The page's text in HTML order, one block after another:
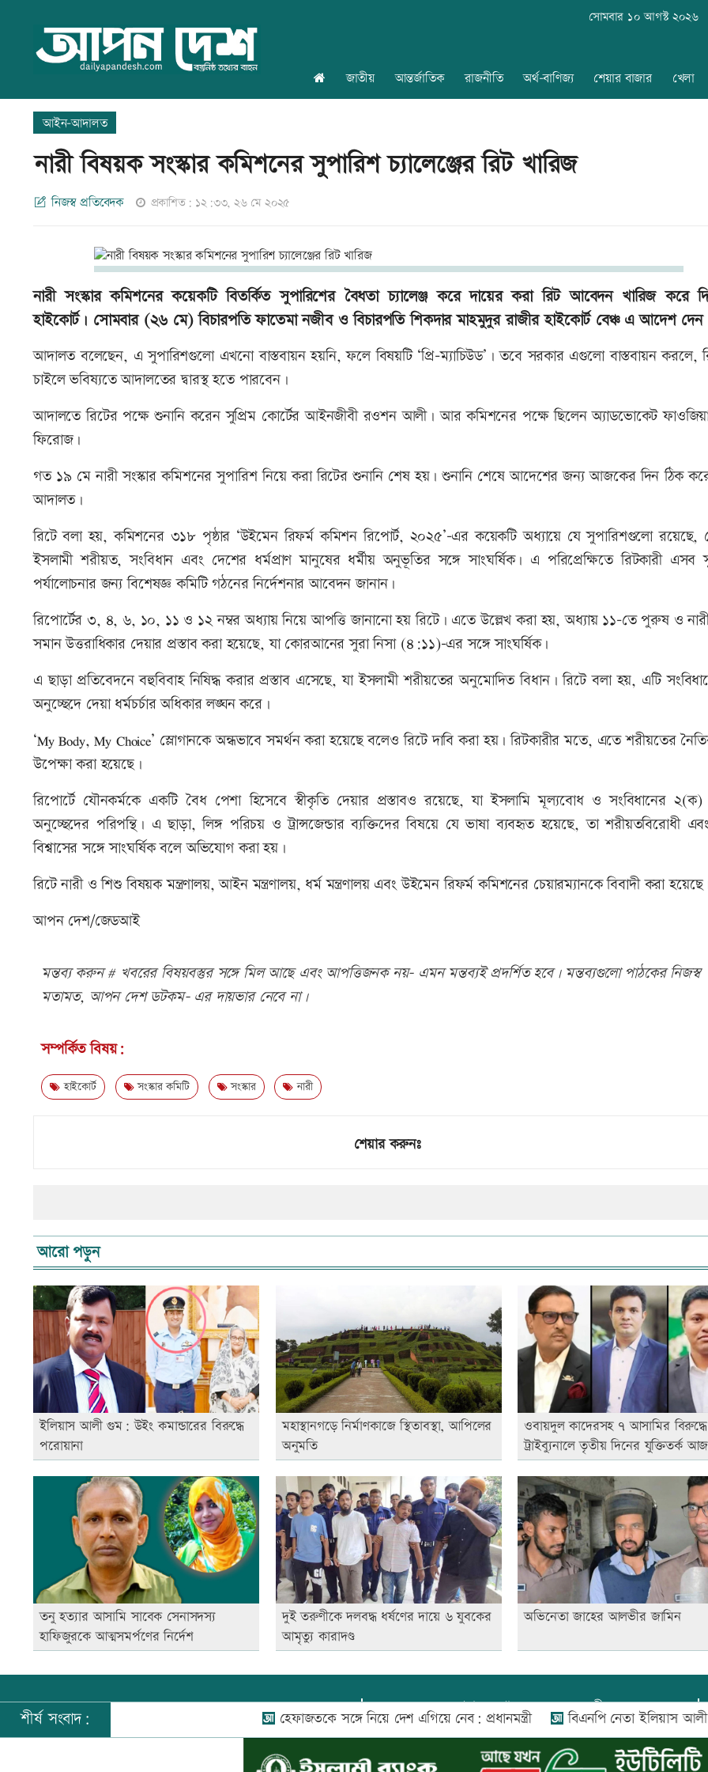
সোমবার ১০ আগস্ট ২০২৬
জাতীয় আন্তর্জাতিক রাজনীতি অর্থ-বাণিজ্য শেয়ার বাজার খেলা
আইন-আদালত
নারী বিষয়ক সংস্কার কমিশনের সুপারিশ চ্যালেঞ্জের রিট খারিজ
নিজস্ব প্রতিবেদক প্রকাশিত: ১২:৩৩, ২৬ মে ২০২৫
নারী সংস্কার কমিশনের কয়েকটি বিতর্কিত সুপারিশের বৈধতা চ্যালেঞ্জ করে দায়ের করা রিট আবেদন খারিজ করে
হাইকোর্ট। সোমবার (২৬ মে) বিচারপতি ফাতেমা নজীব ও বিচারপতি শিকদার মাহমুদুর রাজীর হাইকোর্ট বেঞ্চ এ আদেশ
আদালত বলেছেন, এ সুপারিশগুলো এখনো বাস্তবায়ন হয়নি, ফলে বিষয়টি ‘প্রি-ম্যাচিউড’। তবে সরকার এগুলো বাস্তবায়ন করলে,
চাইলে ভবিষ্যতে আদালতের দ্বারস্থ হতে পারবেন।
আদালতে রিটের পক্ষে শুনানি করেন সুপ্রিম কোর্টের আইনজীবী রওশন আলী। আর কমিশনের পক্ষে ছিলেন অ্যাডভোকেট
ফিরোজ।
গত ১৯ মে নারী সংস্কার কমিশনের সুপারিশ নিয়ে করা রিটের শুনানি শেষ হয়। শুনানি শেষে আদেশের জন্য আজকের দিন ঠিক
আদালত।
রিটে বলা হয়, কমিশনের ৩১৮ পৃষ্ঠার ‘উইমেন রিফর্ম কমিশন রিপোর্ট, ২০২৫’-এর কয়েকটি অধ্যায়ে যে সুপারিশগুলো রয়েছে,
ইসলামী শরীয়ত, সংবিধান এবং দেশের ধর্মপ্রাণ মানুষের ধর্মীয় অনুভূতির সঙ্গে সাংঘর্ষিক। এ পরিপ্রেক্ষিতে রিটকারী এসব
পর্যালোচনার জন্য বিশেষজ্ঞ কমিটি গঠনের নির্দেশনার আবেদন জানান।
রিপোর্টের ৩, ৪, ৬, ১০, ১১ ও ১২ নম্বর অধ্যায় নিয়ে আপত্তি জানানো হয় রিটে। এতে উল্লেখ করা হয়, অধ্যায় ১১-তে পুরুষ ও
সমান উত্তরাধিকার দেয়ার প্রস্তাব করা হয়েছে, যা কোরআনের সুরা নিসা (৪:১১)-এর সঙ্গে সাংঘর্ষিক।
এ ছাড়া প্রতিবেদনে বহুবিবাহ নিষিদ্ধ করার প্রস্তাব এসেছে, যা ইসলামী শরীয়তের অনুমোদিত বিধান। রিটে বলা হয়, এটি
অনুচ্ছেদে দেয়া ধর্মচর্চার অধিকার লঙ্ঘন করে।
‘My Body, My Choice’ স্লোগানকে অন্ধভাবে সমর্থন করা হয়েছে বলেও রিটে দাবি করা হয়। রিটকারীর মতে, এতে শরীয়তের
উপেক্ষা করা হয়েছে।
রিপোর্টে যৌনকর্মকে একটি বৈধ পেশা হিসেবে স্বীকৃতি দেয়ার প্রস্তাবও রয়েছে, যা ইসলামি মূল্যবোধ ও সংবিধানের
অনুচ্ছেদের পরিপন্থি। এ ছাড়া, লিঙ্গ পরিচয় ও ট্রান্সজেন্ডার ব্যক্তিদের বিষয়ে যে ভাষা ব্যবহৃত হয়েছে, তা শরীয়তবিরোধী
বিশ্বাসের সঙ্গে সাংঘর্ষিক বলে অভিযোগ করা হয়।
রিটে নারী ও শিশু বিষয়ক মন্ত্রণালয়, আইন মন্ত্রণালয়, ধর্ম মন্ত্রণালয় এবং উইমেন রিফর্ম কমিশনের চেয়ারম্যানকে বিবাদী করা
আপন দেশ/জেডআই
মন্তব্য করুন # খবরের বিষয়বস্তুর সঙ্গে মিল আছে এবং আপত্তিজনক নয়- এমন মন্তব্যই প্রদর্শিত হবে। মন্তব্যগুলো পাঠকের নিজস্ব
মতামত, আপন দেশ ডটকম- এর দায়ভার নেবে না।
সম্পর্কিত বিষয়:
হাইকোর্ট সংস্কার কমিটি সংস্কার নারী
শেয়ার করুনঃ
আরো পড়ুন
ইলিয়াস আলী গুম: উইং কমান্ডারের বিরুদ্ধে
পরোয়ানা
মহাস্থানগড়ে নির্মাণকাজে স্থিতাবস্থা, আপিলের
অনুমতি
ওবায়দুল কাদেরসহ ৭ আসামির বিরুদ্ধে
ট্রাইব্যুনালে তৃতীয় দিনের যুক্তিতর্ক আজ
তনু হত্যার আসামি সাবেক সেনাসদস্য
হাফিজুরকে আত্মসমর্পণের নির্দেশ
দুই তরুণীকে দলবদ্ধ ধর্ষণের দায়ে ৬ যুবকের
আমৃত্যু কারাদণ্ড
অভিনেতা জাহের আলভীর জামিন
প্রধান সম্পাদক:আফজাল বারী
প্রোমিতা আফরিন কর্তৃক সম্পাদিত ও প্রকাশিত
সি-৫০১, ৬ষ্ঠতলা, আল রাজী কমপ্লেক্স, ১৬৬-১৬৭
শীর্ষ সংবাদ: হেফাজতকে সঙ্গে নিয়ে দেশ এগিয়ে নেব: প্রধানমন্ত্রী বিএনপি নেতা ইলিয়াস আলী গুমের